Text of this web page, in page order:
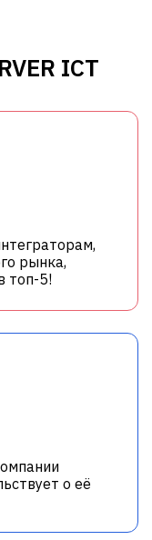
ICT
рынка,
топ-5!
о её